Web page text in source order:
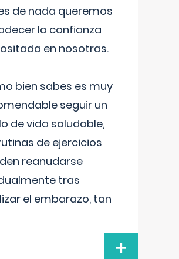
de nada queremos
la confianza
en nosotras.
bien sabes es muy
seguir un
de vida saludable,
de ejercicios
reanudarse
tras
el embarazo, tan
+